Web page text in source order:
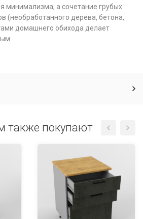
минимализма, а сочетание грубых
(необработанного дерева, бетона,
домашнего обихода делает
также покупают